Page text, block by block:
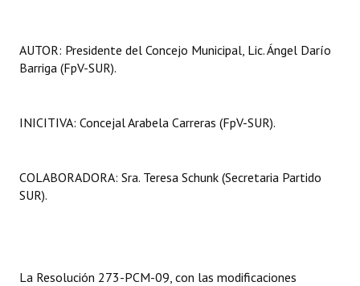
AUTOR: Presidente del Concejo Municipal, Lic. Ángel Darío
Barriga (FpV-SUR).
INICITIVA: Concejal Arabela Carreras (FpV-SUR).
COLABORADORA: Sra. Teresa Schunk (Secretaria Partido
SUR).
La Resolución 273-PCM-09, con las modificaciones